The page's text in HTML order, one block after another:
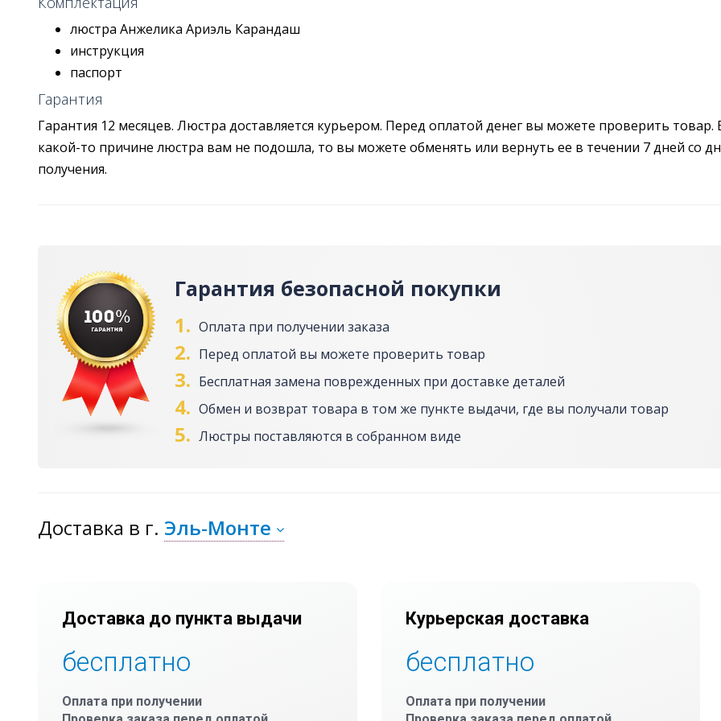
люстра Анжелика Ариэль Карандаш
инструкция
паспорт
Гарантия
Гарантия 12 месяцев. Люстра доставляется курьером. Перед оплатой денег вы можете проверить товар.
какой-то причине люстра вам не подошла, то вы можете обменять или вернуть ее в течении 7 дней со
получения.
Гарантия безопасной покупки
1. Оплата при получении заказа
2. Перед оплатой вы можете проверить товар
3. Бесплатная замена поврежденных при доставке деталей
4. Обмен и возврат товара в том же пункте выдачи, где вы получали товар
5. Люстры поставляются в собранном виде
Доставка в г. Эль-Монте
Доставка до пункта выдачи
бесплатно
Оплата при получении
Курьерская доставка
бесплатно
Оплата при получении